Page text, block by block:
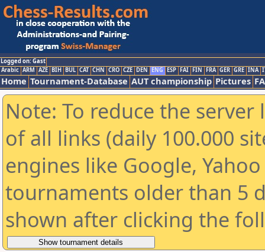
Logged on: Gast
Arabic ARM AZE BIH BUL CAT CHN CRO CZE DEN ENG ESP FAI FIN FRA GER GRE INA
Home Tournament-Database AUT championship Pictures
Note: To reduce the
of all links (daily 100.000
engines like Google,
tournaments older than 5
shown after clicking the